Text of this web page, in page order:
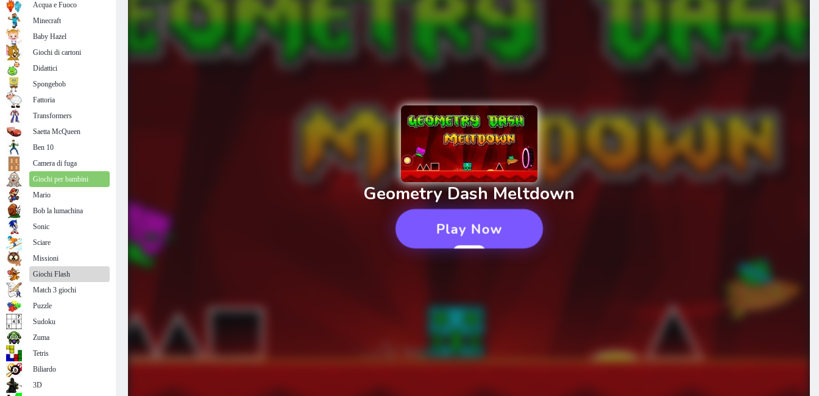
Acqua e Fuoco
Minecraft
Baby Hazel
Giochi di cartoni
Didattici
Spongebob
Fattoria
Transformers
Saetta McQueen
Ben 10
Camera di fuga
Giochi per bambini
Mario
Bob la lumachina
Sonic
Sciare
Missioni
Giochi Flash
Match 3 giochi
Puzzle
Sudoku
Zuma
Tetris
Biliardo
3D